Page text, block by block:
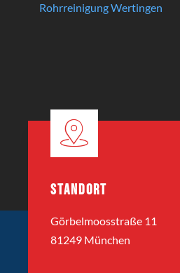
Rohrreinigung Wertingen
STANDORT
Görbelmoosstraße 11
81249 München